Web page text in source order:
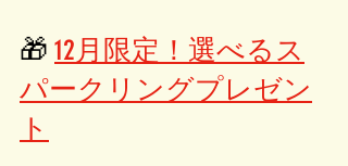
🎁 12月限定！選べるス
パークリングプレゼン
ト